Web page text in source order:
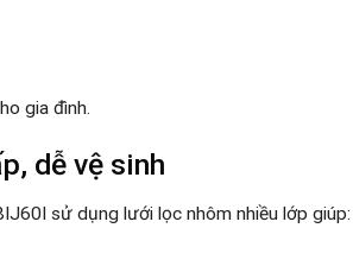
gia đình.
dễ vệ sinh
sử dụng lưới lọc nhôm nhiều lớp giúp: